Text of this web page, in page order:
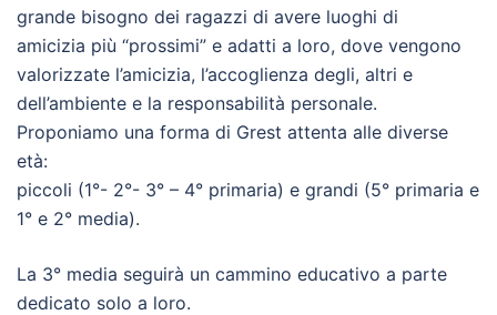
grande bisogno dei ragazzi di avere luoghi di
amicizia più “prossimi” e adatti a loro, dove vengono
valorizzate l’amicizia, l’accoglienza degli, altri e
dell’ambiente e la responsabilità personale.
Proponiamo una forma di Grest attenta alle diverse
età:
piccoli (1°- 2°- 3° – 4° primaria) e grandi (5° primaria e
1° e 2° media).
La 3° media seguirà un cammino educativo a parte
dedicato solo a loro.